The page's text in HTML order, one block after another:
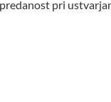
je odličen primer
mobilnosti in